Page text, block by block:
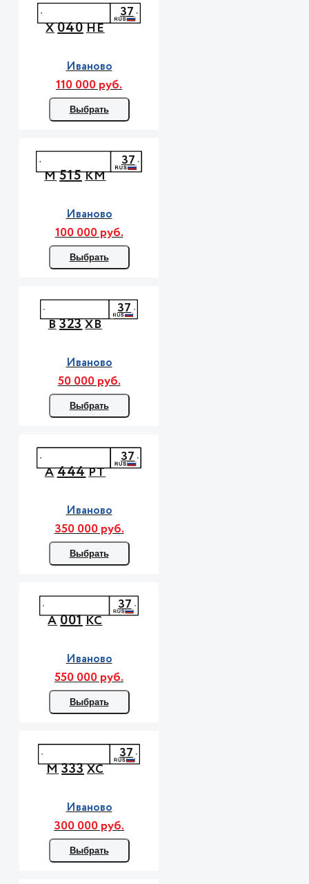
Х040НЕ
37
Иваново
110 000 руб.
Выбрать
М515КМ
37
Иваново
100 000 руб.
Выбрать
В323ХВ
37
Иваново
50 000 руб.
Выбрать
А444РТ
37
Иваново
350 000 руб.
Выбрать
А001КС
37
Иваново
550 000 руб.
Выбрать
М333ХС
37
Иваново
300 000 руб.
Выбрать